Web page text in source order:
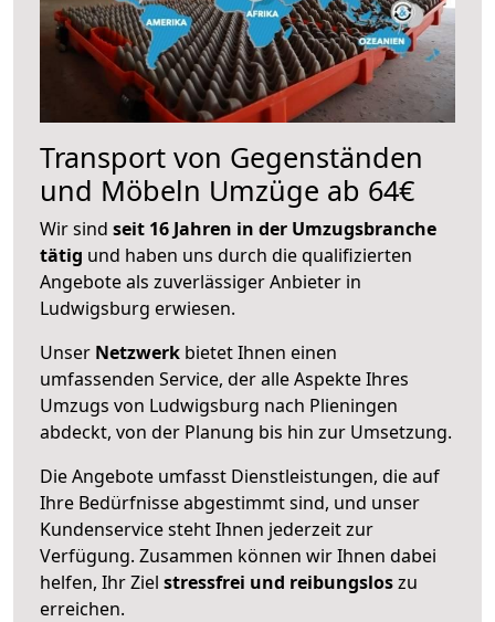
Transport von Gegenständen
und Möbeln Umzüge ab 64€
Wir sind seit 16 Jahren in der Umzugsbranche
tätig und haben uns durch die qualifizierten
Angebote als zuverlässiger Anbieter in
Ludwigsburg erwiesen.
Unser Netzwerk bietet Ihnen einen
umfassenden Service, der alle Aspekte Ihres
Umzugs von Ludwigsburg nach Plieningen
abdeckt, von der Planung bis hin zur Umsetzung.
Die Angebote umfasst Dienstleistungen, die auf
Ihre Bedürfnisse abgestimmt sind, und unser
Kundenservice steht Ihnen jederzeit zur
Verfügung. Zusammen können wir Ihnen dabei
helfen, Ihr Ziel stressfrei und reibungsloszu
erreichen.